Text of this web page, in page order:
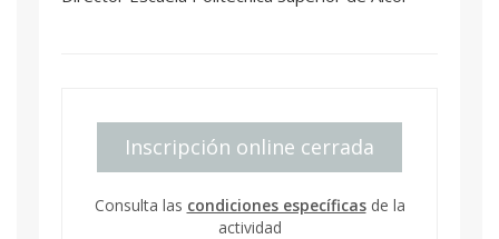
Inscripción online cerrada
Consulta las condiciones específicasde la
actividad